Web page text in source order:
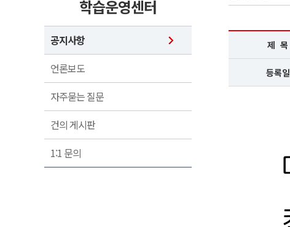
학습운영센터
공지사항
언론보도
자주묻는 질문
건의 게시판
1:1 문의
제 목
등록일